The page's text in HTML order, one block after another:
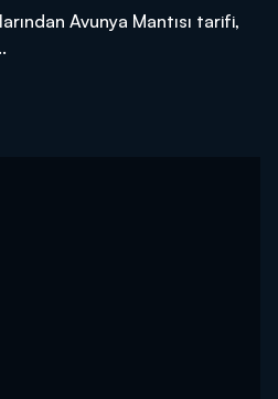
Avunya Mantısı tarifi,